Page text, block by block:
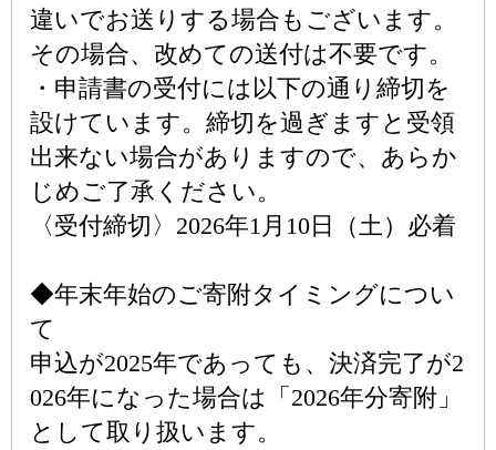
違いでお送りする場合もございます。
その場合、改めての送付は不要です。
・申請書の受付には以下の通り締切を
設けています。締切を過ぎますと受領
出来ない場合がありますので、あらか
じめご了承ください。
〈受付締切〉2026年1月10日（土）必着
◆年末年始のご寄附タイミングについ
て
申込が2025年であっても、決済完了が2
026年になった場合は「2026年分寄附」
として取り扱います。